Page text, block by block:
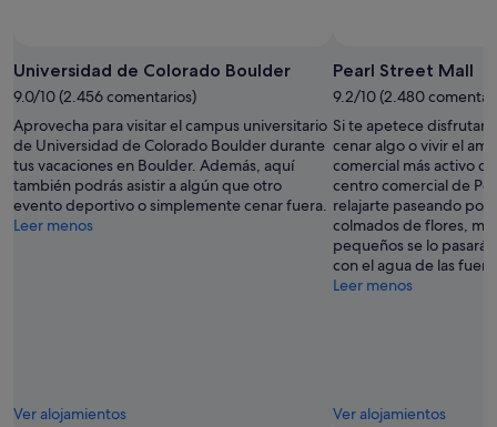
Universidad de Colorado Boulder
9.0/10 (2.456 comentarios)
Aprovecha para visitar el campus universitario
de Universidad de Colorado Boulder durante
tus vacaciones en Boulder. Además, aquí
también podrás asistir a algún que otro
evento deportivo o simplemente cenar fuera.
Leer menos
Ver alojamientos
Pearl Street Mall
9.2/10 (2.480
Si te apetece disfrutar
cenar algo o vivir el
comercial más activo
centro comercial de
relajarte paseando por
colmados de flores,
pequeños se lo
con el agua de las
Leer menos
Ver alojamientos